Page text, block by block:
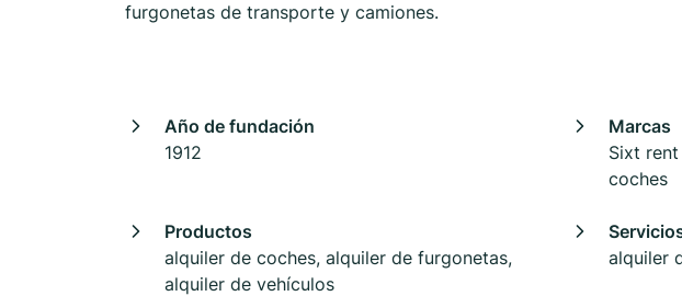
furgonetas de transporte y camiones.
Año de fundación
1912
Marcas
Sixt
coches
Productos
alquiler de coches, alquiler de furgonetas,
alquiler de vehículos
alquiler